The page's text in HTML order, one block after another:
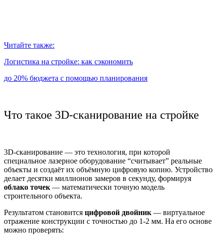
Читайте также:
Логистика на стройке: как сэкономить
до 20% бюджета с помощью планирования
Что такое 3D-сканирование на стройке
3D-сканирование — это технология, при которой
специальное лазерное оборудование “считывает” реальные
объекты и создаёт их объёмную цифровую копию. Устройство
делает десятки миллионов замеров в секунду, формируя
облако точек — математически точную модель
строительного объекта.
Результатом становится цифровой двойник — виртуальное
отражение конструкции с точностью до 1-2 мм. На его основе
можно проверять: